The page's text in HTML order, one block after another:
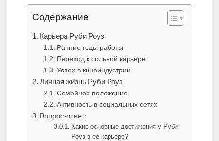
Содержание
Карьера Руби Роуз
Ранние годы работы
Переход к сольной карьере
Успех в киноиндустрии
Личная жизнь Руби Роуз
Семейное положение
Активность в социальных сетях
Вопрос-ответ:
Какие основные достижения у Руби
Роуз в ее карьере?